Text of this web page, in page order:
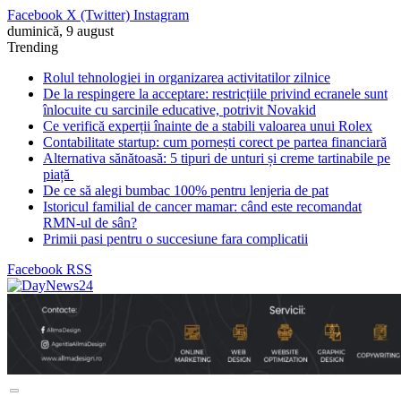
Facebook X (Twitter) Instagram
duminică, 9 august
Trending
Rolul tehnologiei in organizarea activitatilor zilnice
De la respingere la acceptare: restricțiile privind ecranele sunt
înlocuite cu sarcinile educative, potrivit Novakid
Ce verifică experții înainte de a stabili valoarea unui Rolex
Contabilitate startup: cum pornești corect pe partea financiară
Alternativa sănătoasă: 5 tipuri de unturi și creme tartinabile pe
piață
De ce să alegi bumbac 100% pentru lenjeria de pat
Istoricul familial de cancer mamar: când este recomandat
RMN-ul de sân?
Primii pasi pentru o succesiune fara complicatii
Facebook RSS